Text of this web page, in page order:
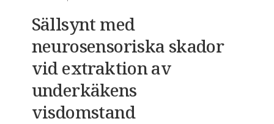
Sällsynt med
neurosensoriska skador
vid extraktion av
underkäkens
visdomstand